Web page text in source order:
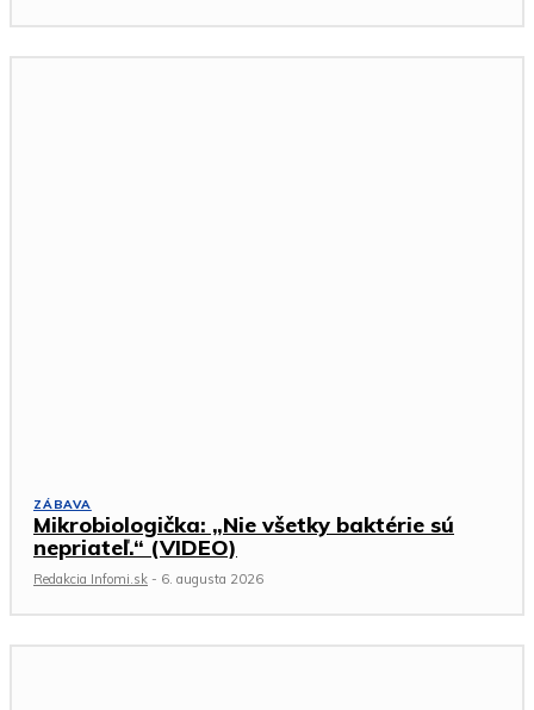
ZÁBAVA
Mikrobiologička: „Nie všetky baktérie sú
nepriateľ.“ (VIDEO)
Redakcia Infomi.sk - 6. augusta 2026